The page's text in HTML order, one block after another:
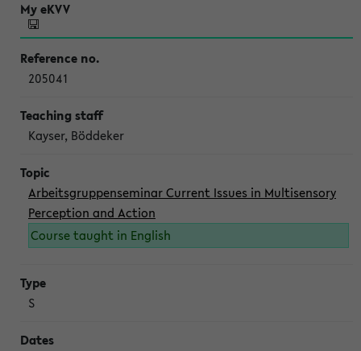
205041
Kayser, Böddeker
Arbeitsgruppenseminar Current Issues in Multisensory
Perception and Action
Course taught in English
S